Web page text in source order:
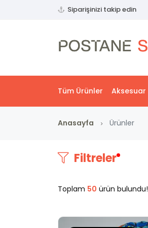
Siparişinizi takip edin
Tüm Ürünler Aksesuar
Anasayfa Ürünler
Filtreler
Toplam 50 ürün bulundu!